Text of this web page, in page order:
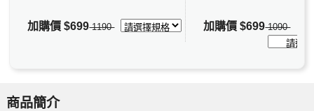
加購價$6991190 加購價$6991090
商品簡介